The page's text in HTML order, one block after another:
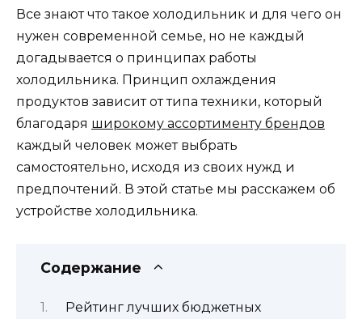
Все знают что такое холодильник и для чего он
нужен современной семье, но не каждый
догадывается о принципах работы
холодильника. Принцип охлаждения
продуктов зависит от типа техники, который
благодаря широкому ассортименту брендов
каждый человек может выбрать
самостоятельно, исходя из своих нужд и
предпочтений. В этой статье мы расскажем об
устройстве холодильника.
Содержание
Рейтинг лучших бюджетных